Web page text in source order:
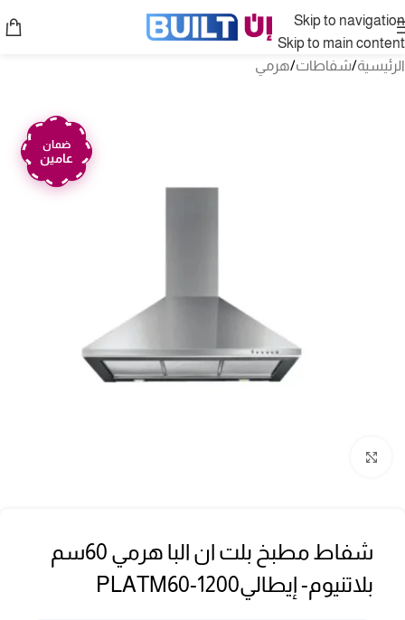
Skip to navigation
Skip to main content
الرئيسية/شفاطات/هرمي
ضمان
عامين
شفاط مطبخ بلت ان البا هرمي 60سم
بلاتنيوم- إيطاليPLATM60-1200